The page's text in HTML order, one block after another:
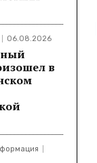
06.08.2026
в